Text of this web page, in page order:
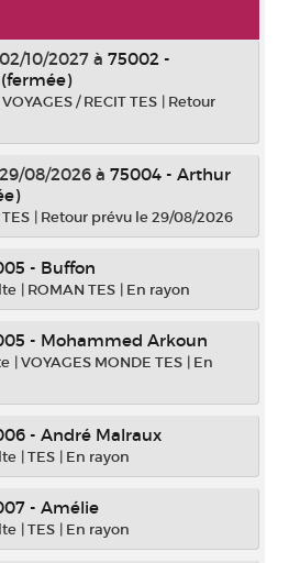
10/2027 à 75002 -
VOYAGES / RECIT TES | Retour
08/2026 à 75004 - Arthur
TES | Retour prévu le 29/08/2026
- Buffon
| ROMAN TES | En rayon
- Mohammed Arkoun
|VOYAGES MONDE TES | En
- André Malraux
|TES | En rayon
- Amélie
|TES | En rayon